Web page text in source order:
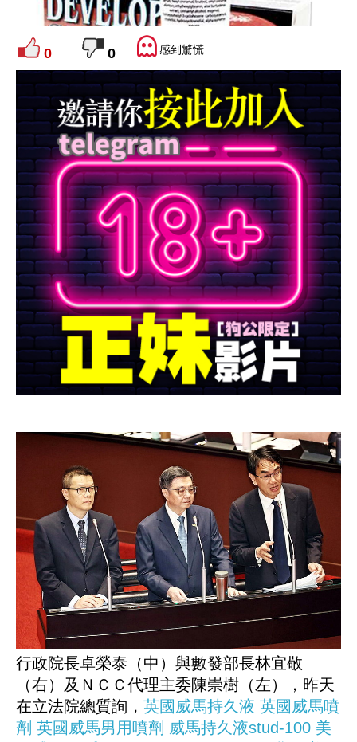
0 0 感到驚慌
行政院長卓榮泰（中）與數發部長林宜敬
（右）及ＮＣＣ代理主委陳崇樹（左），昨天
在立法院總質詢， 英國威馬持久液 英國威馬噴
劑 英國威馬男用噴劑 威馬持久液stud-100 美